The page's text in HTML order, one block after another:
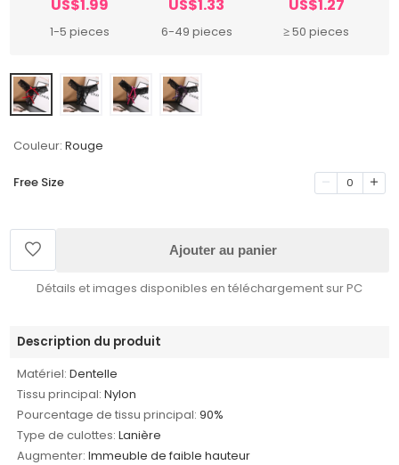
US$1.99
1-5 pieces
US$1.33
6-49 pieces
US$1.27
≥ 50 pieces
Couleur: Rouge
Free Size 0
Ajouter au panier
Détails et images disponibles en téléchargement sur PC
Description du produit
Matériel: Dentelle
Tissu principal: Nylon
Pourcentage de tissu principal: 90%
Type de culottes: Lanière
Augmenter: Immeuble de faible hauteur